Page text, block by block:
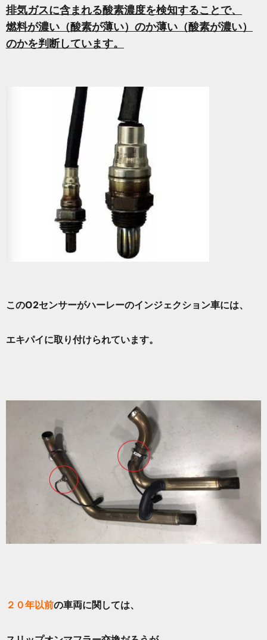
排気ガスに含まれる酸素濃度を検知することで、
燃料が濃い（酸素が薄い）のか薄い（酸素が濃い）
のかを判断しています。
このO2センサーがハーレーのインジェクション車には、
エキパイに取り付けられています。
２０年以前の車両に関しては、